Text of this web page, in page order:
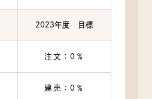
2023年度 目標
注文：0％
建売：0％